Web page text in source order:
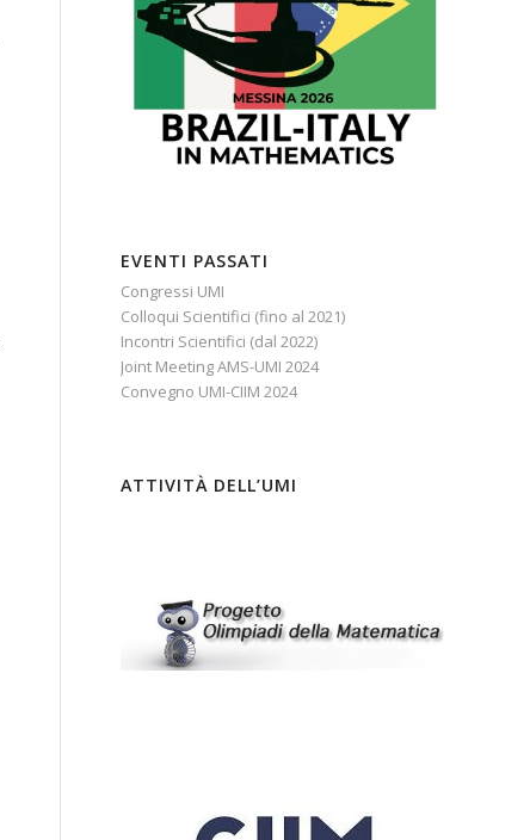
EVENTI PASSATI
Congressi UMI
Colloqui Scientifici (fino al 2021)
Incontri Scientifici (dal 2022)
Joint Meeting AMS-UMI 2024
Convegno UMI-CIIM 2024
ATTIVITÀ DELL’UMI